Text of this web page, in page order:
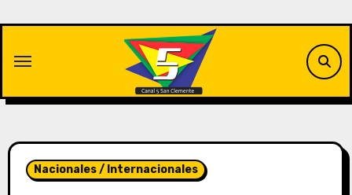
contenido
Nacionales / Internacionales